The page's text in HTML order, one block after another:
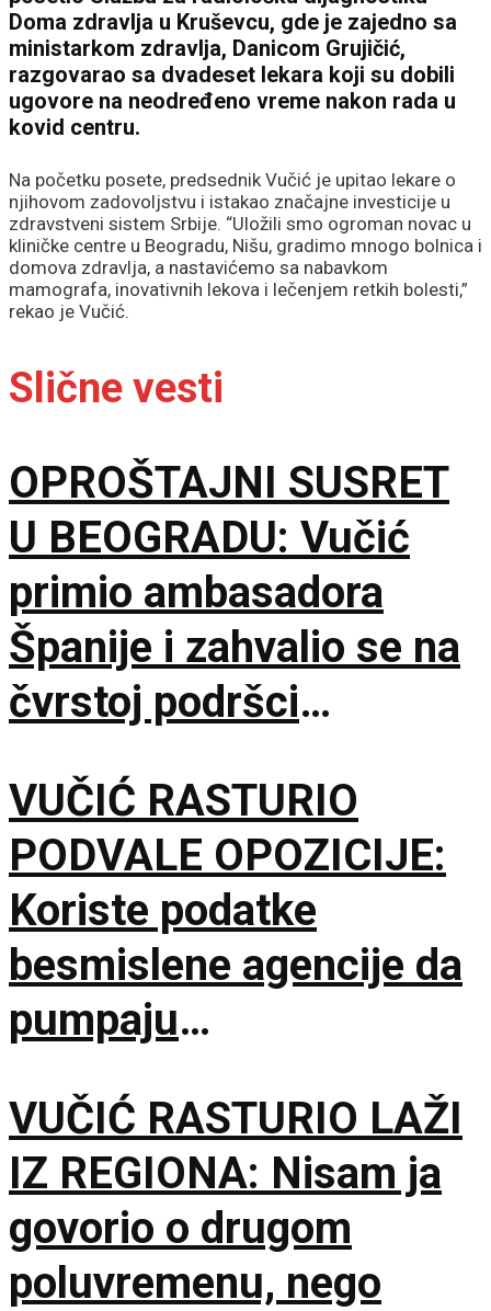
Doma zdravlja u Kruševcu, gde je zajedno sa
ministarkom zdravlja, Danicom Grujičić,
razgovarao sa dvadeset lekara koji su dobili
ugovore na neodređeno vreme nakon rada u
kovid centru.
Na početku posete, predsednik Vučić je upitao lekare o
njihovom zadovoljstvu i istakao značajne investicije u
zdravstveni sistem Srbije. “Uložili smo ogroman novac u
kliničke centre u Beogradu, Nišu, gradimo mnogo bolnica i
domova zdravlja, a nastavićemo sa nabavkom
mamografa, inovativnih lekova i lečenjem retkih bolesti,”
rekao je Vučić.
Slične vesti
OPROŠTAJNI SUSRET
U BEOGRADU: Vučić
primio ambasadora
Španije i zahvalio se na
čvrstoj podršci
VUČIĆ RASTURIO
PODVALE OPOZICIJE:
Koriste podatke
besmislene agencije da
pumpaju
sakrili prave brojeve
VUČIĆ RASTURIO LAŽI
IZ REGIONA: Nisam ja
govorio o drugom
poluvremenu, nego